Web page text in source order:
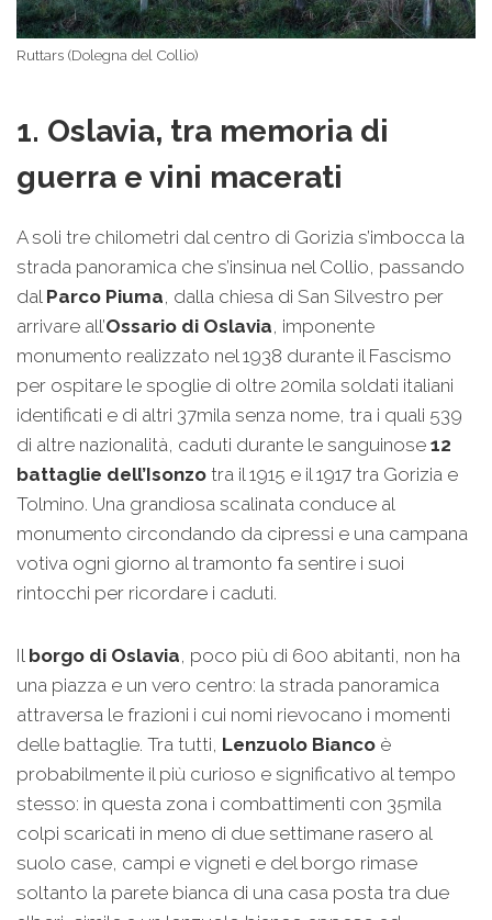
Ruttars (Dolegna del Collio)
1. Oslavia, tra memoria di
guerra e vini macerati
A soli tre chilometri dal centro di Gorizia s’imbocca la
strada panoramica che s’insinua nel Collio, passando
dal Parco Piuma, dalla chiesa di San Silvestro per
arrivare all’Ossario di Oslavia, imponente
monumento realizzato nel 1938 durante il Fascismo
per ospitare le spoglie di oltre 20mila soldati italiani
identificati e di altri 37mila senza nome, tra i quali 539
di altre nazionalità, caduti durante le sanguinose 12
battaglie dell’Isonzo tra il 1915 e il 1917 tra Gorizia e
Tolmino. Una grandiosa scalinata conduce al
monumento circondando da cipressi e una campana
votiva ogni giorno al tramonto fa sentire i suoi
rintocchi per ricordare i caduti.
Il borgo di Oslavia, poco più di 600 abitanti, non ha
una piazza e un vero centro: la strada panoramica
attraversa le frazioni i cui nomi rievocano i momenti
delle battaglie. Tra tutti, Lenzuolo Bianco è
probabilmente il più curioso e significativo al tempo
stesso: in questa zona i combattimenti con 35mila
colpi scaricati in meno di due settimane rasero al
suolo case, campi e vigneti e del borgo rimase
soltanto la parete bianca di una casa posta tra due